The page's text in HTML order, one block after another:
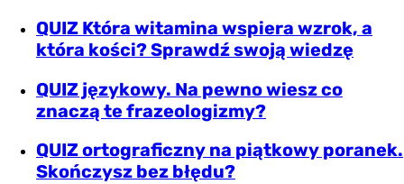
QUIZ Która witamina wspiera wzrok, a
która kości? Sprawdź swoją wiedzę
QUIZ językowy. Na pewno wiesz co
znaczą te frazeologizmy?
QUIZ ortograficzny na piątkowy poranek.
Skończysz bez błędu?